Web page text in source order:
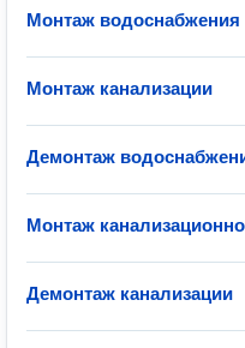
Монтаж водоснабжения
Монтаж канализации
Демонтаж
Монтаж
Демонтаж канализации